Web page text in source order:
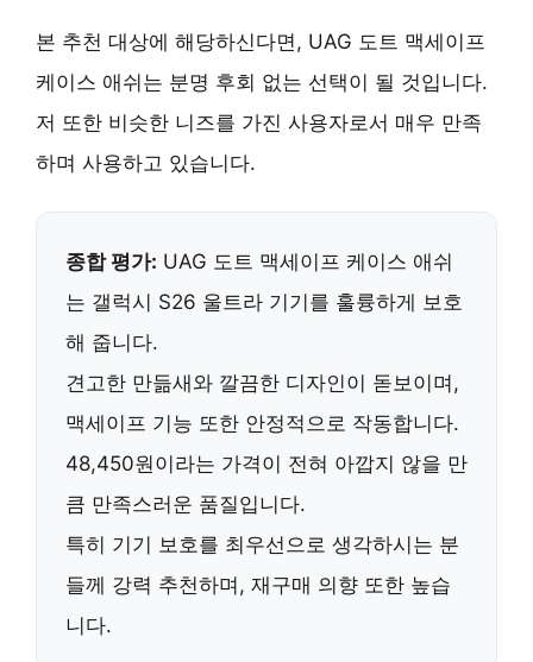
본 추천 대상에 해당하신다면, UAG 도트 맥세이프
케이스 애쉬는 분명 후회 없는 선택이 될 것입니다.
저 또한 비슷한 니즈를 가진 사용자로서 매우 만족
하며 사용하고 있습니다.
종합 평가: UAG 도트 맥세이프 케이스 애쉬
는 갤럭시 S26 울트라 기기를 훌륭하게 보호
해 줍니다.
견고한 만듦새와 깔끔한 디자인이 돋보이며,
맥세이프 기능 또한 안정적으로 작동합니다.
48,450원이라는 가격이 전혀 아깝지 않을 만
큼 만족스러운 품질입니다.
특히 기기 보호를 최우선으로 생각하시는 분
들께 강력 추천하며, 재구매 의향 또한 높습
니다.